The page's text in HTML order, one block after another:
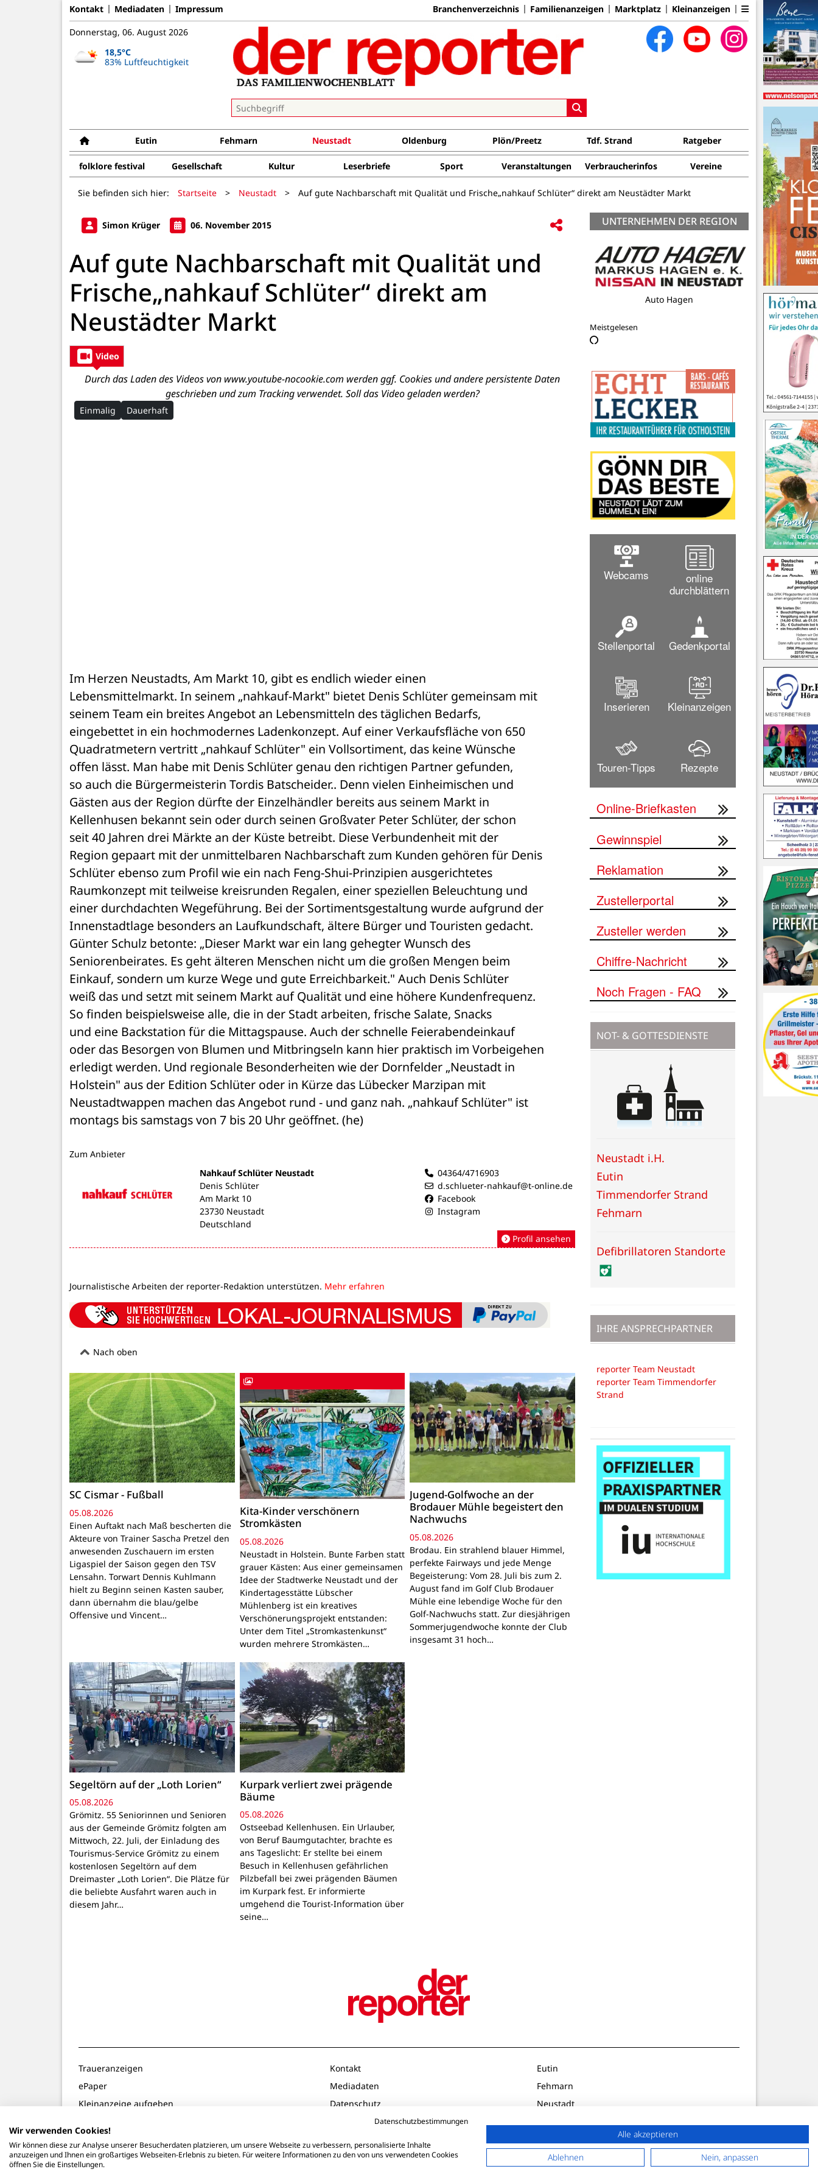
Kontakt Mediadaten Impressum Branchenverzeichnis Familienanzeigen Marktplatz Kleinanzeigen
Donnerstag, 06. August 2026
18,5°C
83% Luftfeuchtigkeit
Eutin Fehmarn Neustadt Oldenburg Plön/Preetz Tdf. Strand Ratgeber
folklore festival Gesellschaft Kultur Leserbriefe Sport Veranstaltungen Verbraucherinfos Vereine
Sie befinden sich hier: Startseite > Neustadt > Auf gute Nachbarschaft mit Qualität und Frische„nahkauf Schlüter“ direkt am Neustädter Markt
Simon Krüger 06. November 2015
Auf gute Nachbarschaft mit Qualität und
Frische„nahkauf Schlüter“ direkt am
Neustädter Markt
Video
Durch das Laden des Videos von www.youtube-nocookie.com werden ggf. Cookies und andere persistente Daten
geschrieben und zum Tracking verwendet. Soll das Video geladen werden?
Einmalig Dauerhaft
Im Herzen Neustadts, Am Markt 10, gibt es endlich wieder einen
Lebensmittelmarkt. In seinem „nahkauf-Markt" bietet Denis Schlüter gemeinsam mit
seinem Team ein breites Angebot an Lebensmitteln des täglichen Bedarfs,
eingebettet in ein hochmodernes Ladenkonzept. Auf einer Verkaufsfläche von 650
Quadratmetern vertritt „nahkauf Schlüter" ein Vollsortiment, das keine Wünsche
offen lässt. Man habe mit Denis Schlüter genau den richtigen Partner gefunden,
so auch die Bürgermeisterin Tordis Batscheider.. Denn vielen Einheimischen und
Gästen aus der Region dürfte der Einzelhändler bereits aus seinem Markt in
Kellenhusen bekannt sein oder durch seinen Großvater Peter Schlüter, der schon
seit 40 Jahren drei Märkte an der Küste betreibt. Diese Verbundenheit mit der
Region gepaart mit der unmittelbaren Nachbarschaft zum Kunden gehören für Denis
Schlüter ebenso zum Profil wie ein nach Feng-Shui-Prinzipien ausgerichtetes
Raumkonzept mit teilweise kreisrunden Regalen, einer speziellen Beleuchtung und
einer durchdachten Wegeführung. Bei der Sortimentsgestaltung wurde aufgrund der
Innenstadtlage besonders an Laufkundschaft, ältere Bürger und Touristen gedacht.
Günter Schulz betonte: „Dieser Markt war ein lang gehegter Wunsch des
Seniorenbeirates. Es geht älteren Menschen nicht um die großen Mengen beim
Einkauf, sondern um kurze Wege und gute Erreichbarkeit." Auch Denis Schlüter
weiß das und setzt mit seinem Markt auf Qualität und eine höhere Kundenfrequenz.
So finden beispielsweise alle, die in der Stadt arbeiten, frische Salate, Snacks
und eine Backstation für die Mittagspause. Auch der schnelle Feierabendeinkauf
oder das Besorgen von Blumen und Mitbringseln kann hier praktisch im Vorbeigehen
erledigt werden. Und regionale Besonderheiten wie der Dornfelder „Neustadt in
Holstein" aus der Edition Schlüter oder in Kürze das Lübecker Marzipan mit
Neustadtwappen machen das Angebot rund - und ganz nah. „nahkauf Schlüter" ist
montags bis samstags von 7 bis 20 Uhr geöffnet. (he)
Zum Anbieter
Nahkauf Schlüter Neustadt
Denis Schlüter
Am Markt 10
23730 Neustadt
Deutschland
04364/4716903
d.schlueter-nahkauf@t-online.de
Facebook
Instagram
Profil ansehen
Journalistische Arbeiten der reporter-Redaktion unterstützen. Mehr erfahren
Nach oben
SC Cismar - Fußball
05.08.2026
Einen Auftakt nach Maß bescherten die
Akteure von Trainer Sascha Pretzel den
anwesenden Zuschauern im ersten
Ligaspiel der Saison gegen den TSV
Lensahn. Torwart Dennis Kuhlmann
hielt zu Beginn seinen Kasten sauber,
dann übernahm die blau/gelbe
Offensive und Vincent…
Kita-Kinder verschönern
Stromkästen
05.08.2026
Neustadt in Holstein. Bunte Farben statt
grauer Kästen: Aus einer gemeinsamen
Idee der Stadtwerke Neustadt und der
Kindertagesstätte Lübscher
Mühlenberg ist ein kreatives
Verschönerungsprojekt entstanden:
Unter dem Titel „Stromkastenkunst“
wurden mehrere Stromkästen…
Jugend-Golfwoche an der
Brodauer Mühle begeistert den
Nachwuchs
05.08.2026
Brodau. Ein strahlend blauer Himmel,
perfekte Fairways und jede Menge
Begeisterung: Vom 28. Juli bis zum 2.
August fand im Golf Club Brodauer
Mühle eine lebendige Woche für den
Golf-Nachwuchs statt. Zur diesjährigen
Sommerjugendwoche konnte der Club
insgesamt 31 hoch…
Segeltörn auf der „Loth Lorien“
05.08.2026
Grömitz. 55 Seniorinnen und Senioren
aus der Gemeinde Grömitz folgten am
Mittwoch, 22. Juli, der Einladung des
Tourismus-Service Grömitz zu einem
kostenlosen Segeltörn auf dem
Dreimaster „Loth Lorien“. Die Plätze für
die beliebte Ausfahrt waren auch in
diesem Jahr…
Kurpark verliert zwei prägende
Bäume
05.08.2026
Ostseebad Kellenhusen. Ein Urlauber,
von Beruf Baumgutachter, brachte es
ans Tageslicht: Er stellte bei einem
Besuch in Kellenhusen gefährlichen
Pilzbefall bei zwei prägenden Bäumen
im Kurpark fest. Er informierte
umgehend die Tourist-Information über
seine…
UNTERNEHMEN DER REGION
Tourist-Info Stadthafen Neustadt
Meistgelesen
Webcams
online
durchblättern
Stellenportal Gedenkportal
Inserieren Kleinanzeigen
Touren-Tipps Rezepte
Online-Briefkasten
Gewinnspiel
Reklamation
Zustellerportal
Zusteller werden
Chiffre-Nachricht
Noch Fragen - FAQ
NOT- & GOTTESDIENSTE
Neustadt i.H.
Eutin
Timmendorfer Strand
Fehmarn
Defibrillatoren Standorte
IHRE ANSPRECHPARTNER
reporter Team Neustadt
reporter Team Timmendorfer
Strand
Traueranzeigen
ePaper
Kleinanzeige aufgeben
Notdienste
Kontakt
Mediadaten
Datenschutz
Impressum
Eutin
Fehmarn
Neustadt
Tdf. Strand
Datenschutzbestimmungen
Wir verwenden Cookies!
Wir können diese zur Analyse unserer Besucherdaten platzieren, um unsere Webseite zu verbessern, personalisierte Inhalte
anzuzeigen und Ihnen ein großartiges Webseiten-Erlebnis zu bieten. Für weitere Informationen zu den von uns verwendeten Cookies
öffnen Sie die Einstellungen.
Alle akzeptieren
Ablehnen
Nein, anpassen